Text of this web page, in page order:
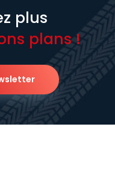
plus
plans !